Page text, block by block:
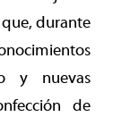
que, durante
y nuevas
de